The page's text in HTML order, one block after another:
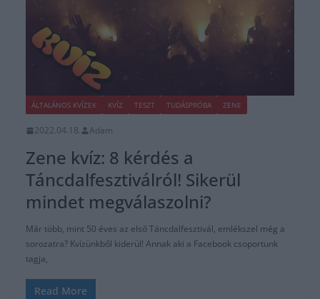
ÁLTALÁNOS KVÍZEK KVÍZ TESZT TUDÁSPRÓBA ZENE
2022.04.18. Adam
Zene kvíz: 8 kérdés a
Táncdalfesztiválról! Sikerül
mindet megválaszolni?
Már több, mint 50 éves az első Táncdalfesztivál, emlékszel még a
sorozatra? Kvízünkből kiderül! Annak aki a Facebook csoportunk
tagja,
Read More